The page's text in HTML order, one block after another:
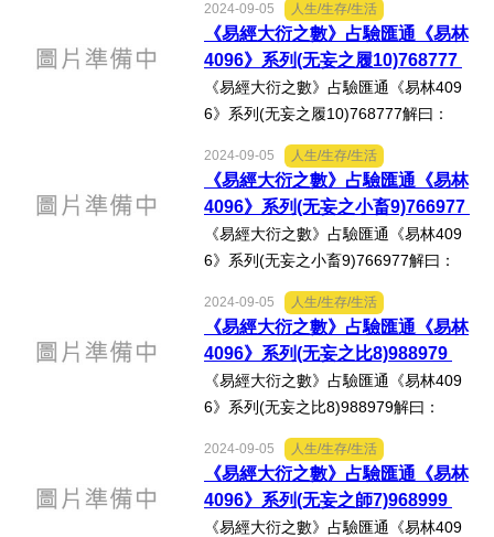
吉。」《易林‧无妄之泰》：「登高上
山，賓於四門，吾士得歡，福為我
根。」心得分享：按徐芹庭《焦氏...
2024-09-05 人生/生存/生活
《易經大衍之數》占驗匯通《易林
4096》系列(无妄之履10)768777
《易經大衍之數》占驗匯通《易林409
6》系列(无妄之履10)768777解曰：
利有攸往。」《易林‧无妄之履》：「啞
啞笑喜，與歡飲酒，長樂行觴，千秋起
舞，拜受大福。」心得分...
2024-09-05 人生/生存/生活
《易經大衍之數》占驗匯通《易林
4096》系列(无妄之小畜9)766977
《易經大衍之數》占驗匯通《易林409
6》系列(无妄之小畜9)766977解曰：
不利有攸往。」《易林‧无妄之小畜》：
「鰍鰕去海，游于枯里，街巷迫狹，不
得自在，南北四極，渴餒成...
2024-09-05 人生/生存/生活
《易經大衍之數》占驗匯通《易林
4096》系列(无妄之比8)988979
《易經大衍之數》占驗匯通《易林409
6》系列(无妄之比8)988979解曰：
不寧方來，後夫凶。」《易林‧无妄之
比》：「持刀操肉，對酒不食，夫亡從
軍，長子入獄，抱膝獨宿。」...
2024-09-05 人生/生存/生活
《易經大衍之數》占驗匯通《易林
4096》系列(无妄之師7)968999
《易經大衍之數》占驗匯通《易林409